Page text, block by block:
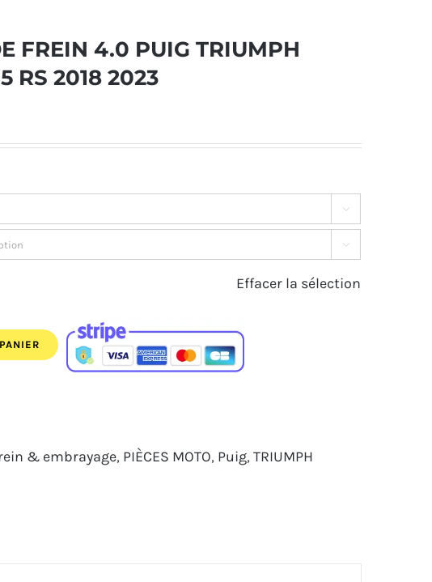
FREIN 4.0 PUIG TRIUMPH
RS 2018 2023


Effacer la sélection
& embrayage PIÈCES MOTO Puig TRIUMPH